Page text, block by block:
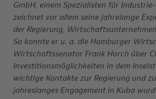
GmbH, einem Spezialisten für
zeichnet vor allem seine jahrelange
der Regierung,
So konnte er u. a. die Hamburger
Wirtschaftssenator Frank Horch über
Investitionsmöglichkeiten in dem
wichtige Kontakte zur Regierung und
jahreslanges Engagement in Kuba